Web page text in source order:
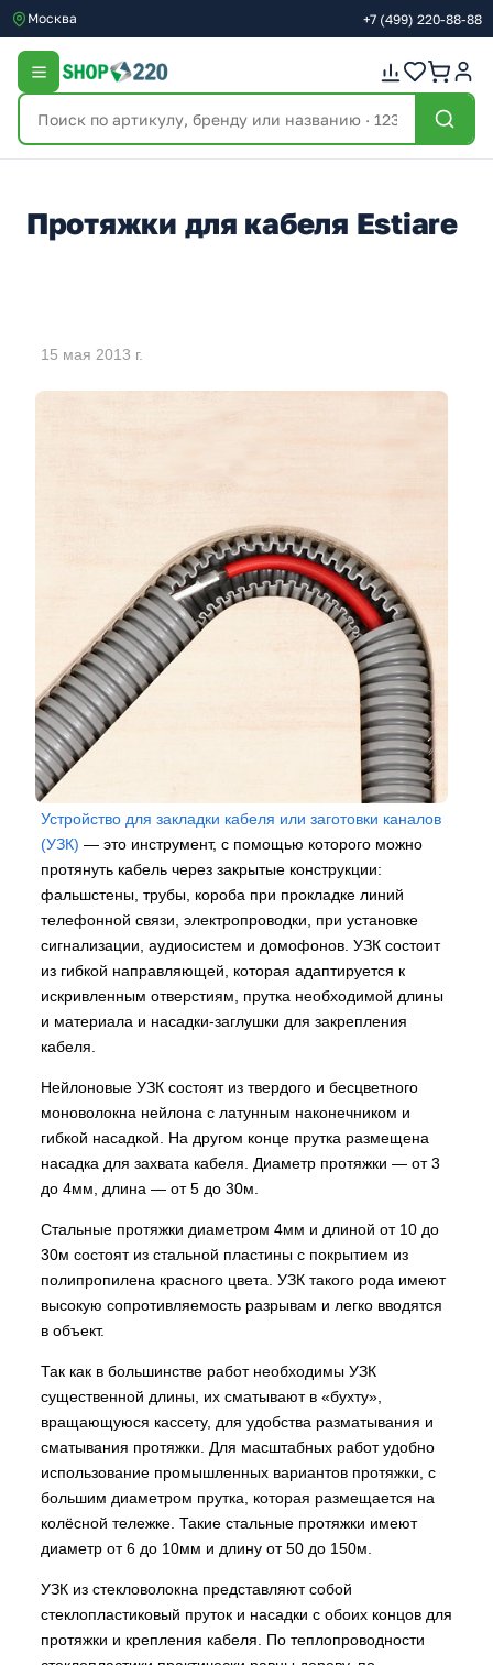
Москва +7 (499) 220-88-88
Протяжки для кабеля Estiare
15 мая 2013 г.
Устройство для закладки кабеля или заготовки каналов
(УЗК) — это инструмент, с помощью которого можно
протянуть кабель через закрытые конструкции:
фальшстены, трубы, короба при прокладке линий
телефонной связи, электропроводки, при установке
сигнализации, аудиосистем и домофонов. УЗК состоит
из гибкой направляющей, которая адаптируется к
искривленным отверстиям, прутка необходимой длины
и материала и насадки-заглушки для закрепления
кабеля.
Нейлоновые УЗК состоят из твердого и бесцветного
моноволокна нейлона с латунным наконечником и
гибкой насадкой. На другом конце прутка размещена
насадка для захвата кабеля. Диаметр протяжки — от 3
до 4мм, длина — от 5 до 30м.
Стальные протяжки диаметром 4мм и длиной от 10 до
30м состоят из стальной пластины с покрытием из
полипропилена красного цвета. УЗК такого рода имеют
высокую сопротивляемость разрывам и легко вводятся
в объект.
Так как в большинстве работ необходимы УЗК
существенной длины, их сматывают в «бухту»,
вращающуюся кассету, для удобства разматывания и
сматывания протяжки. Для масштабных работ удобно
использование промышленных вариантов протяжки, с
большим диаметром прутка, которая размещается на
колёсной тележке. Такие стальные протяжки имеют
диаметр от 6 до 10мм и длину от 50 до 150м.
УЗК из стекловолокна представляют собой
стеклопластиковый пруток и насадки с обоих концов для
протяжки и крепления кабеля. По теплопроводности